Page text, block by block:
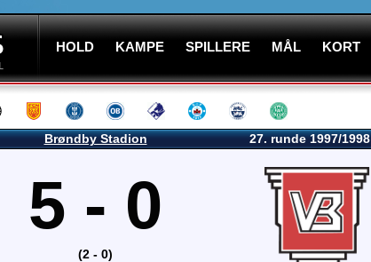
HOLD KAMPE SPILLERE MÅL KORT
Brøndby Stadion 27. runde 1997/1998
5 - 0
(2 - 0)